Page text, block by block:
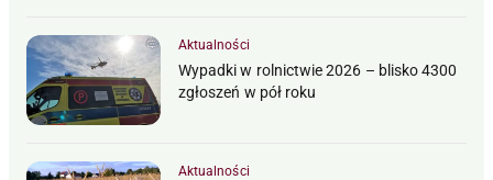
Aktualności
Wypadki w rolnictwie 2026 – blisko 4300
zgłoszeń w pół roku
Aktualności